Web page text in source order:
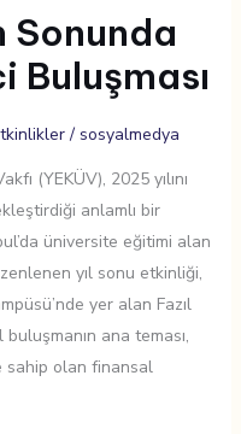
Sonunda
Buluşması
/ sosyalmedya
(YEKÜV), 2025 yılını
anlamlı bir
üniversite eğitimi alan
yıl sonu etkinliği,
yer alan Fazıl
ana teması,
sahip olan finansal